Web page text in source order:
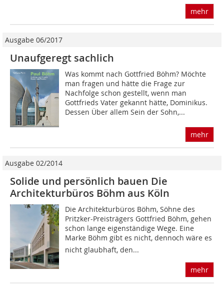
mehr
Ausgabe 06/2017
Unaufgeregt sachlich
Was kommt nach Gottfried Böhm? Möchte
man fragen und hätte die Frage zur
Nachfolge schon gestellt, wenn man
Gottfrieds Vater gekannt hätte, Dominikus.
Dessen Über allem Sein der Sohn,...
mehr
Ausgabe 02/2014
Solide und persönlich bauen Die
Architekturbüros Böhm aus Köln
Die Architekturbüros Böhm, Söhne des
Pritzker-Preisträgers Gottfried Böhm, gehen
schon lange eigenständige Wege. Eine
Marke Böhm gibt es nicht, dennoch wäre es
nicht glaubhaft, den...
mehr